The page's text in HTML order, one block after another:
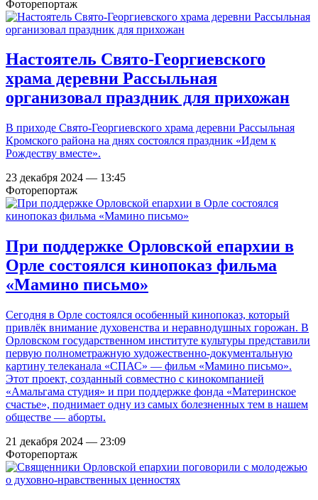
Фоторепортаж
Настоятель Свято-Георгиевского
храма деревни Рассыльная
организовал праздник для прихожан
В приходе Свято-Георгиевского храма деревни Рассыльная
Кромского района на днях состоялся праздник «Идем к
Рождеству вместе».
23 декабря 2024 — 13:45
Фоторепортаж
При поддержке Орловской епархии в
Орле состоялся кинопоказ фильма
«Мамино письмо»
Сегодня в Орле состоялся особенный кинопоказ, который
привлёк внимание духовенства и неравнодушных горожан. В
Орловском государственном институте культуры представили
первую полнометражную художественно-документальную
картину телеканала «СПАС» — фильм «Мамино письмо».
Этот проект, созданный совместно с кинокомпанией
«Амальгама студия» и при поддержке фонда «Материнское
счастье», поднимает одну из самых болезненных тем в нашем
обществе — аборты.
21 декабря 2024 — 23:09
Фоторепортаж